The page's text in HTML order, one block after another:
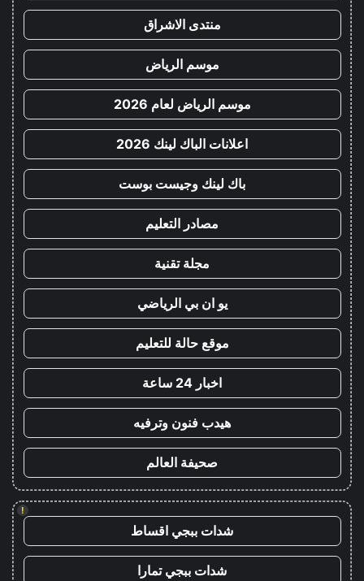
منتدى الاشراق
موسم الرياض
موسم الرياض لعام 2026
اعلانات الباك لينك 2026
باك لينك وجيست بوست
مصادر التعليم
مجلة تقنية
يو ان بي الرياضي
موقع حالة للتعليم
اخبار 24 ساعة
هيدب فنون وترفيه
صحيفة العالم
!
شدات ببجي اقساط
شدات ببجي تمارا